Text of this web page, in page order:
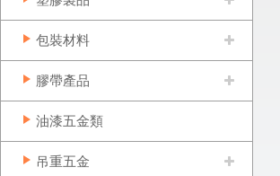
包裝材料
膠帶產品
油漆五金類
吊重五金